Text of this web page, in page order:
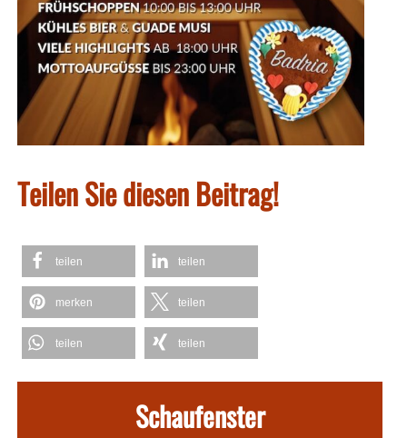
Teilen Sie diesen Beitrag!
teilen teilen
merken teilen
teilen teilen
Schaufenster